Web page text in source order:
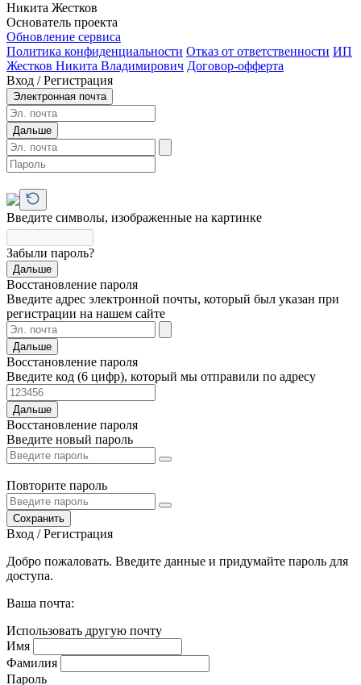
Никита Жестков
Основатель проекта
Обновление сервиса
Политика конфиденциальности Отказ от ответственности ИП
Жестков Никита Владимирович Договор-офферта
Вход / Регистрация
Электронная почта
Дальше
Введите символы, изображенные на картинке
Забыли пароль?
Дальше
Восстановление пароля
Введите адрес электронной почты, который был указан при
регистрации на нашем сайте
Дальше
Восстановление пароля
Введите код (6 цифр), который мы отправили по адресу
Дальше
Восстановление пароля
Введите новый пароль
Повторите пароль
Сохранить
Вход / Регистрация
Добро пожаловать. Введите данные и придумайте пароль для
доступа.
Ваша почта:
Использовать другую почту
Имя
Фамилия
Пароль